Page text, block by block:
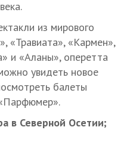
из мирового
«Травиата», «Кармен»,
и «Аланы», оперетта
увидеть новое
балеты
в Северной Осетии;